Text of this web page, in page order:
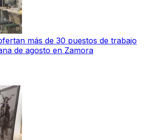
más de 30 puestos de trabajo
de agosto en Zamora